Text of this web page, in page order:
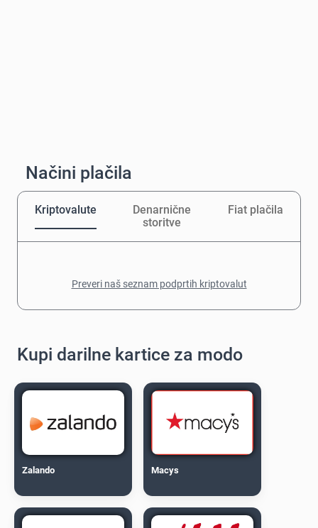
Načini plačila
Kriptovalute
Denarnične
storitve
Fiat plačila
Preveri naš seznam podprtih kriptovalut
Kupi darilne kartice za modo
Zalando Macys